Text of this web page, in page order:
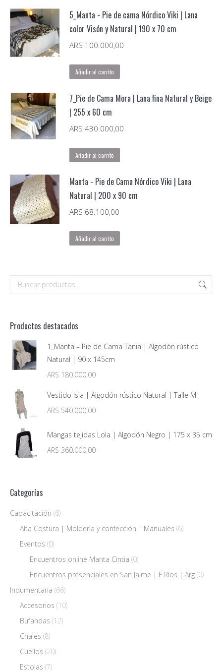
Visón
|
200
x
cantidad
5_Manta - Pie de cama Nórdico Viki | Lana
color Visón y Natural | 190 x 70 cm
ARS 100.000,00
Añadir al carrito
7_Pie de Cama Mora | Lana fina Natural y Beige
| 255 x 60 cm
ARS 430.000,00
Añadir al carrito
Manta - Pie de Cama Nórdico Viki | Lana
Natural | 200 x 90 cm
ARS 68.100,00
Añadir al carrito
Productos destacados
1_Manta – Pie de Cama Tania | Algodón rústico
Natural | 90 x 145cm
ARS 180.000,00
Vestido Isla | Algodón rústico Natural | Talle M
ARS 540.000,00
Mangas tejidas Lola | Algodón Negro | 175 x 35 cm
ARS 360.000,00
Categorías
Capacitación (6)
Alta Costura | Moldería y confección | Manuales (6)
Eventos (0)
Encuentros online Manta Cintia (0)
Encuentros presenciales en San Jaime | E.Ríos | Arg (0)
Indumentaria (66)
Accesorios (10)
Bufandas (12)
Chales (8)
Cuellos (20)
Estolas (7)